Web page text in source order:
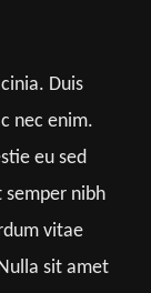
Duis
nec enim.
eu sed
semper nibh
vitae
sit amet